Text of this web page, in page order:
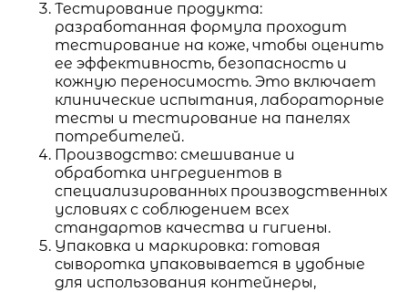
Тестирование продукта:
разработанная формула проходит
тестирование на коже, чтобы оценить
ее эффективность, безопасность и
кожную переносимость. Это включает
клинические испытания, лабораторные
тесты и тестирование на панелях
потребителей.
Производство: смешивание и
обработка ингредиентов в
специализированных производственных
условиях с соблюдением всех
стандартов качества и гигиены.
Упаковка и маркировка: готовая
сыворотка упаковывается в удобные
для использования контейнеры,